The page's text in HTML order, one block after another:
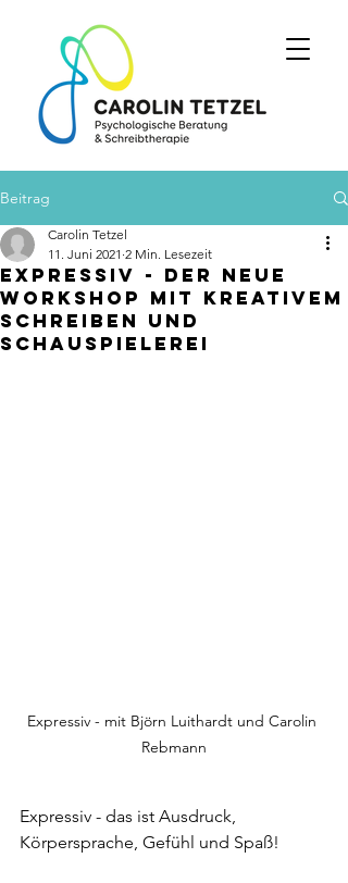
Beitrag
Expressiv - der neue
Workshop mit kreativem
Schreiben und
Schauspielerei
Carolin Tetzel
11. Juni 2021 2 Min. Lesezeit
Expressiv - mit Björn Luithardt und Carolin
Rebmann
Expressiv - das ist Ausdruck,
Körpersprache, Gefühl und Spaß!